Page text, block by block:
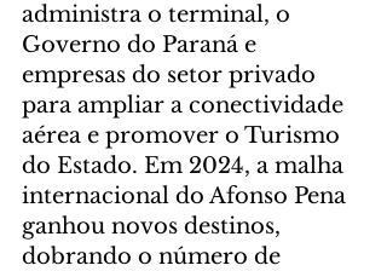
administra o terminal, o
Governo do Paraná e
empresas do setor privado
para ampliar a conectividade
aérea e promover o Turismo
do Estado. Em 2024, a malha
internacional do Afonso Pena
ganhou novos destinos,
dobrando o número de